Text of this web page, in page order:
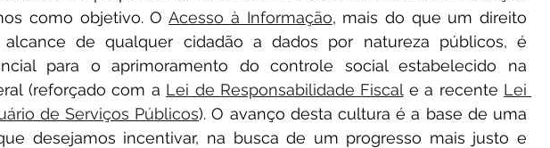
como objetivo. O Acesso à Informação, mais do que um direito
de qualquer cidadão a dados por natureza públicos, é
para o aprimoramento do controle social estabelecido na
(reforçado com a Lei de Responsabilidade Fiscal e a recente Lei
de Serviços Públicos). O avanço desta cultura é a base de uma
desejamos incentivar, na busca de um progresso mais justo e